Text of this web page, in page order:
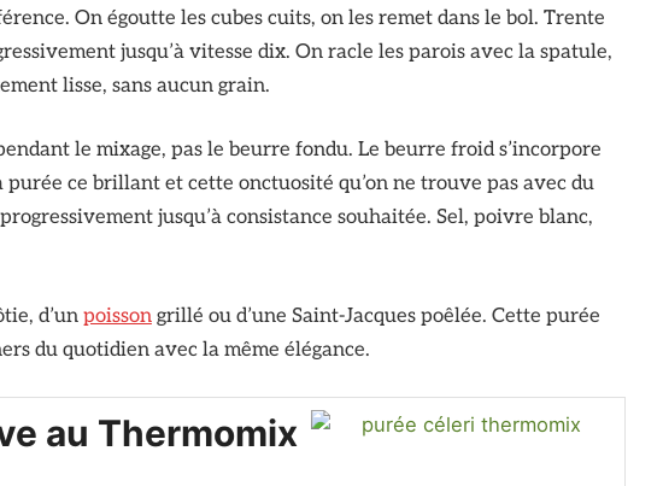
On égoutte les cubes cuits, on les remet dans le bol. Trente
jusqu’à vitesse dix. On racle les parois avec la spatule,
lisse, sans aucun grain.
le mixage, pas le beurre fondu. Le beurre froid s’incorpore
ce brillant et cette onctuosité qu’on ne trouve pas avec du
jusqu’à consistance souhaitée. Sel, poivre blanc,
d’unpoissongrillé ou d’une Saint-Jacques poêlée. Cette purée
du quotidien avec la même élégance.
au Thermomix